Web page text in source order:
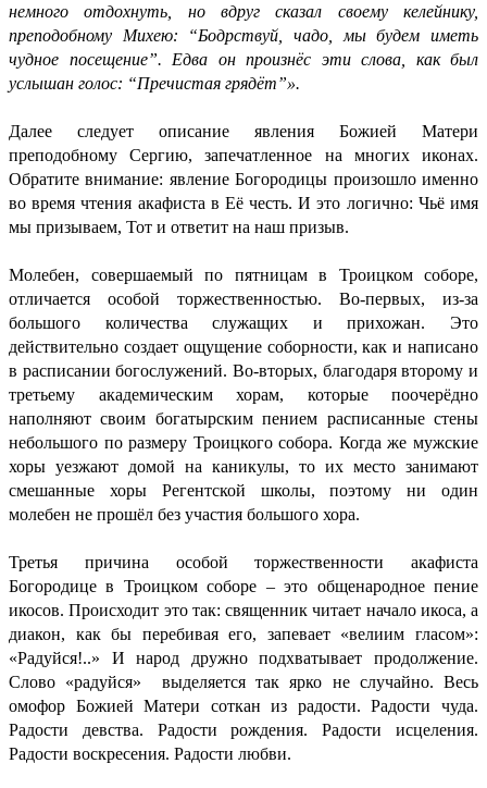
немного отдохнуть, но вдруг сказал своему келейнику,
преподобному Михею: “Бодрствуй, чадо, мы будем иметь
чудное посещение”. Едва он произнёс эти слова, как был
услышан голос: “Пречистая грядёт”».
Далее следует описание явления Божией Матери
преподобному Сергию, запечатленное на многих иконах.
Обратите внимание: явление Богородицы произошло именно
во время чтения акафиста в Её честь. И это логично: Чьё имя
мы призываем, Тот и ответит на наш призыв.
Молебен, совершаемый по пятницам в Троицком соборе,
отличается особой торжественностью. Во-первых, из-за
большого количества служащих и прихожан. Это
действительно создает ощущение соборности, как и написано
в расписании богослужений. Во-вторых, благодаря второму и
третьему академическим хорам, которые поочерёдно
наполняют своим богатырским пением расписанные стены
небольшого по размеру Троицкого собора. Когда же мужские
хоры уезжают домой на каникулы, то их место занимают
смешанные хоры Регентской школы, поэтому ни один
молебен не прошёл без участия большого хора.
Третья причина особой торжественности акафиста
Богородице в Троицком соборе – это общенародное пение
икосов. Происходит это так: священник читает начало икоса, а
диакон, как бы перебивая его, запевает «велиим гласом»:
«Радуйся!..» И народ дружно подхватывает продолжение.
Слово «радуйся» выделяется так ярко не случайно. Весь
омофор Божией Матери соткан из радости. Радости чуда.
Радости девства. Радости рождения. Радости исцеления.
Радости воскресения. Радости любви.